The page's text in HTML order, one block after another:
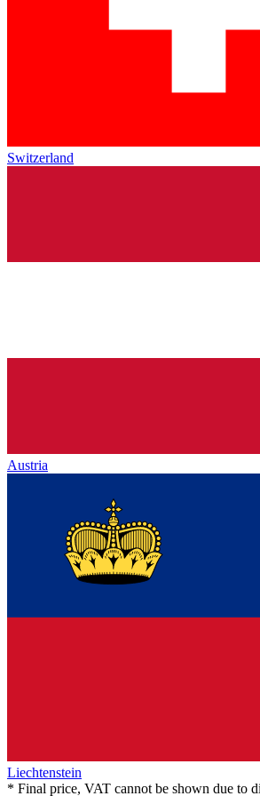
Switzerland
Austria
Liechtenstein
* Final price, VAT cannot be shown due to